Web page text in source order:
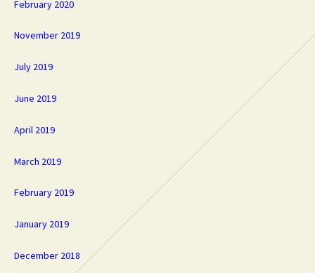
February 2020
November 2019
July 2019
June 2019
April 2019
March 2019
February 2019
January 2019
December 2018